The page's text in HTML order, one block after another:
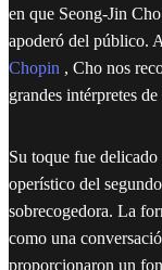
en que Seong-Jin
apoderó del público.
Chopin , Cho nos
grandes intérpretes
Su toque fue
operístico del
sobrecogedora. La
como una
proporcionaron un